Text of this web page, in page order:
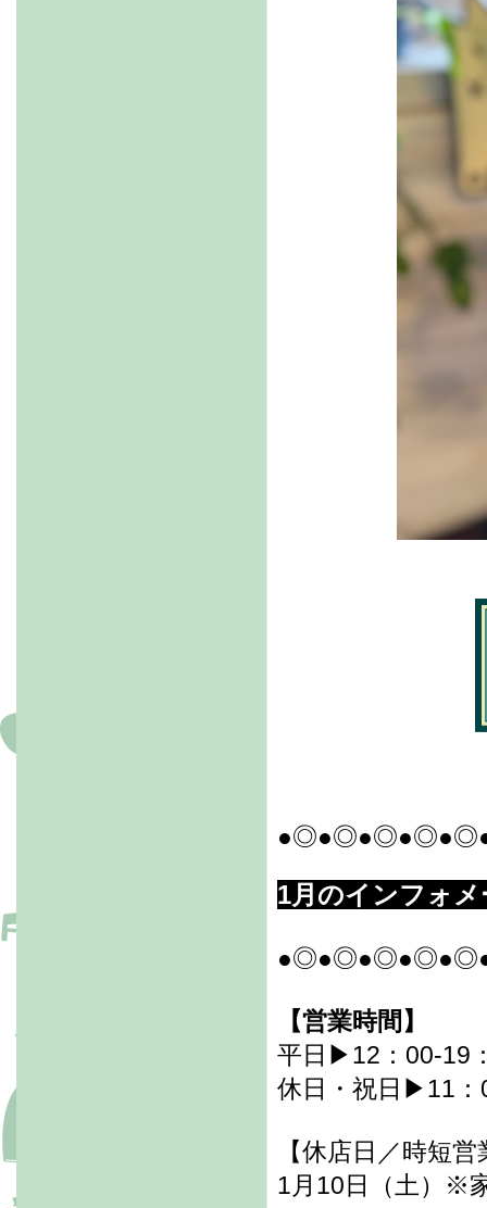
1月のインフォ
【営業時間】
平日▶12：00-19
休日・祝日▶11：
【休店日／時短営
1月10日（土）※